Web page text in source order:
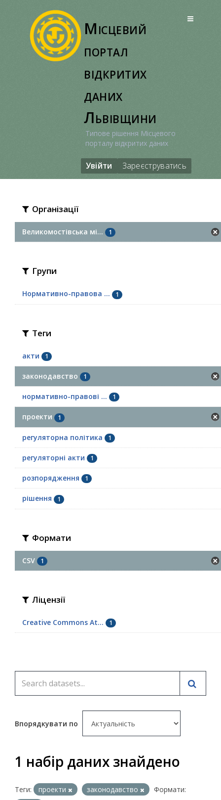
Місцевий
портал
відкритих
даних
Львівщини
Типове рішення Місцевого
порталу відкритих даних
Увійти Зареєструватись
Організації
Великомостівська мі... 1
Групи
Нормативно-правова ... 1
Теги
акти 1
законодавство 1
нормативно-правові ... 1
проекти 1
регуляторна політика 1
регуляторні акти 1
розпорядження 1
рішення 1
Формати
CSV 1
Ліцензії
Creative Commons At... 1
Впорядкувати по
1 набір даних знайдено
Теги: проекти законодавство
Формати: